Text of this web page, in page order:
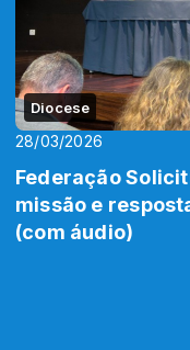
Diocese
28/03/2026
Federação
missão e
(com áudio)